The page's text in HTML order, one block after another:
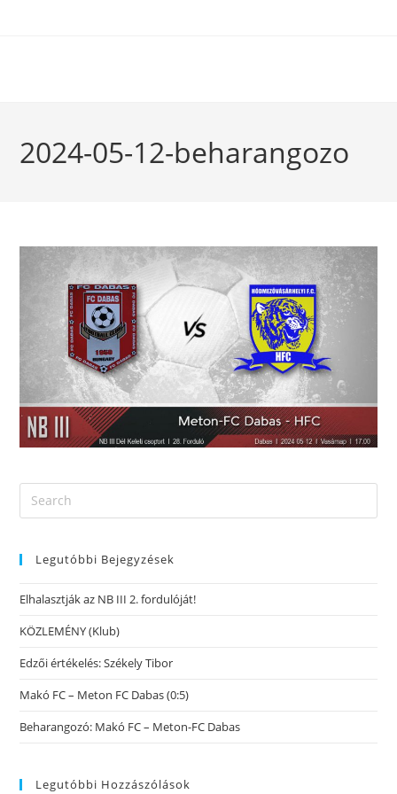
2024-05-12-beharangozo
Legutóbbi Bejegyzések
Elhalasztják az NB III 2. fordulóját!
KÖZLEMÉNY (Klub)
Edzői értékelés: Székely Tibor
Makó FC – Meton FC Dabas (0:5)
Beharangozó: Makó FC – Meton-FC Dabas
Legutóbbi Hozzászólások